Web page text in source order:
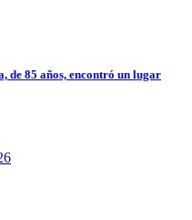
de 85 años, encontró un lugar